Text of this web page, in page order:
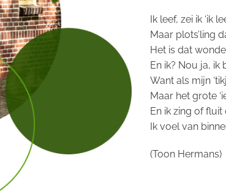
Ik leef, zei ik ‘ik
Maar plots’ling
Het is dat
En ik? Nou ja, ik
Want als mijn
Maar het grote
En ik zing of fluit
Ik voel van
(Toon Hermans)